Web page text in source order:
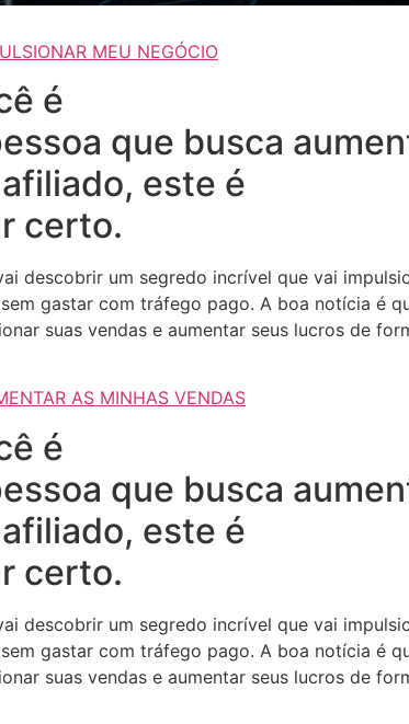
MEU NEGÓCIO
é
que busca
este é
certo.
descobrir um segredo incrível que vai
gastar com tráfego pago. A boa notícia é
suas vendas e aumentar seus lucros de
AS MINHAS VENDAS
é
que busca
este é
certo.
descobrir um segredo incrível que vai
gastar com tráfego pago. A boa notícia é
suas vendas e aumentar seus lucros de